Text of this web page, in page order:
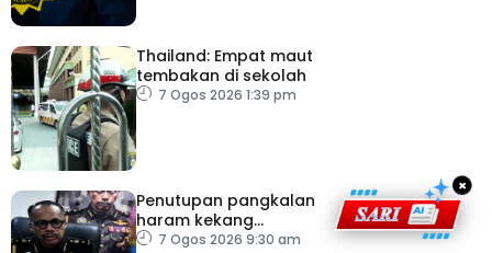
Thailand: Empat maut
tembakan di sekolah
7 Ogos 2026 1:39 pm
Penutupan pangkalan
haram kekang
penyeludupan di
7 Ogos 2026 9:30 am
×